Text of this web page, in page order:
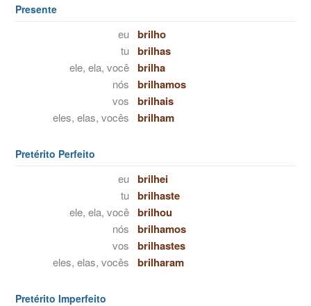
Presente
eu brilho
tu brilhas
ele, ela, você brilha
nós brilhamos
vos brilhais
eles, elas, vocês brilham
Pretérito Perfeito
eu brilhei
tu brilhaste
ele, ela, você brilhou
nós brilhamos
vos brilhastes
eles, elas, vocês brilharam
Pretérito Imperfeito